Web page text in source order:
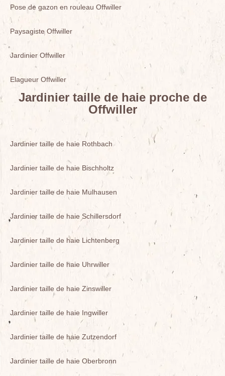
Pose de gazon en rouleau Offwiller
Paysagiste Offwiller
Jardinier Offwiller
Elagueur Offwiller
Jardinier taille de haie proche de
Offwiller
Jardinier taille de haie Rothbach
Jardinier taille de haie Bischholtz
Jardinier taille de haie Mulhausen
Jardinier taille de haie Schillersdorf
Jardinier taille de haie Lichtenberg
Jardinier taille de haie Uhrwiller
Jardinier taille de haie Zinswiller
Jardinier taille de haie Ingwiller
Jardinier taille de haie Zutzendorf
Jardinier taille de haie Oberbronn